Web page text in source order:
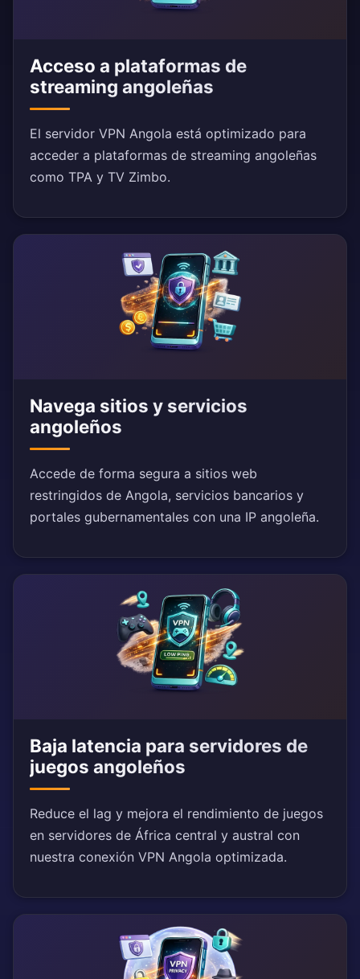
Acceso a plataformas de
streaming angoleñas
El servidor VPN Angola está optimizado para
acceder a plataformas de streaming angoleñas
como TPA y TV Zimbo.
Navega sitios y servicios
angoleños
Accede de forma segura a sitios web
restringidos de Angola, servicios bancarios y
portales gubernamentales con una IP angoleña.
Baja latencia para servidores de
juegos angoleños
Reduce el lag y mejora el rendimiento de juegos
en servidores de África central y austral con
nuestra conexión VPN Angola optimizada.